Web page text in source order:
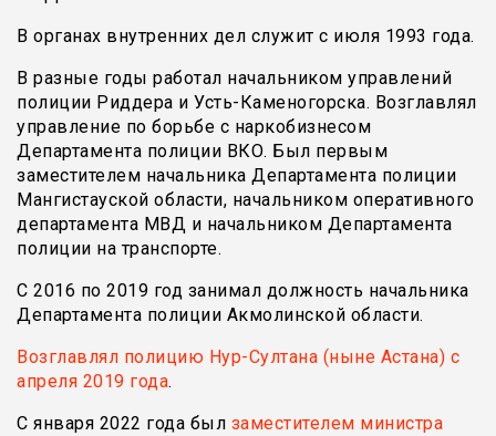
В органах внутренних дел служит с июля 1993 года.
В разные годы работал начальником управлений
полиции Риддера и Усть-Каменогорска. Возглавлял
управление по борьбе с наркобизнесом
Департамента полиции ВКО. Был первым
заместителем начальника Департамента полиции
Мангистауской области, начальником оперативного
департамента МВД и начальником Департамента
полиции на транспорте.
С 2016 по 2019 год занимал должность начальника
Департамента полиции Акмолинской области.
Возглавлял полицию Нур-Султана (ныне Астана) с
апреля 2019 года.
С января 2022 года был заместителем министра